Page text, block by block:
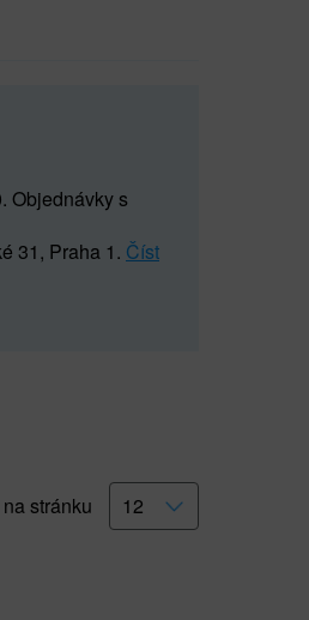
Objednávky s
31, Praha 1. Číst
stránku